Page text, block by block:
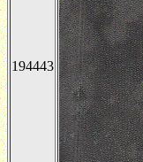
194443